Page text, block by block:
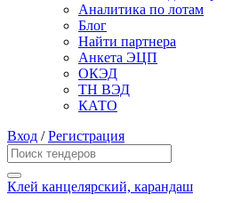
Аналитика по лотам
Блог
Найти партнера
Анкета ЭЦП
ОКЭД
ТН ВЭД
КАТО
Вход /Регистрация
Клей канцелярский, карандаш